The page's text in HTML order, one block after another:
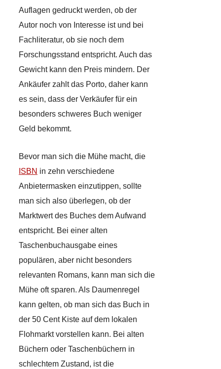
Auflagen gedruckt werden, ob der
Autor noch von Interesse ist und bei
Fachliteratur, ob sie noch dem
Forschungsstand entspricht. Auch das
Gewicht kann den Preis mindern. Der
Ankäufer zahlt das Porto, daher kann
es sein, dass der Verkäufer für ein
besonders schweres Buch weniger
Geld bekommt.
Bevor man sich die Mühe macht, die
ISBN in zehn verschiedene
Anbietermasken einzutippen, sollte
man sich also überlegen, ob der
Marktwert des Buches dem Aufwand
entspricht. Bei einer alten
Taschenbuchausgabe eines
populären, aber nicht besonders
relevanten Romans, kann man sich die
Mühe oft sparen. Als Daumenregel
kann gelten, ob man sich das Buch in
der 50 Cent Kiste auf dem lokalen
Flohmarkt vorstellen kann. Bei alten
Büchern oder Taschenbüchern in
schlechtem Zustand, ist die